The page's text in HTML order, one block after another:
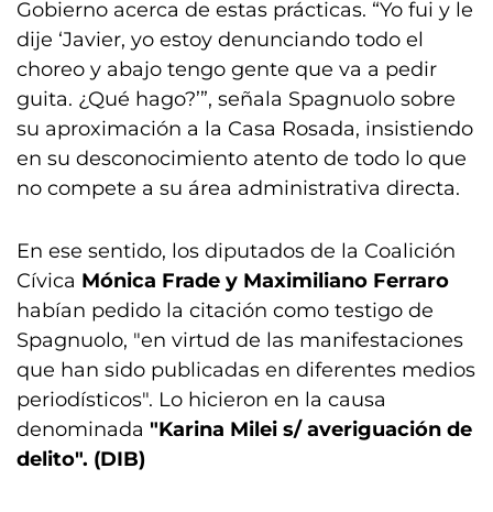
Gobierno acerca de estas prácticas. “Yo fui y le
dije ‘Javier, yo estoy denunciando todo el
choreo y abajo tengo gente que va a pedir
guita. ¿Qué hago?’”, señala Spagnuolo sobre
su aproximación a la Casa Rosada, insistiendo
en su desconocimiento atento de todo lo que
no compete a su área administrativa directa.
En ese sentido, los diputados de la Coalición
Cívica Mónica Frade y Maximiliano Ferraro
habían pedido la citación como testigo de
Spagnuolo, "en virtud de las manifestaciones
que han sido publicadas en diferentes medios
periodísticos". Lo hicieron en la causa
denominada "Karina Milei s/ averiguación de
delito". (DIB)